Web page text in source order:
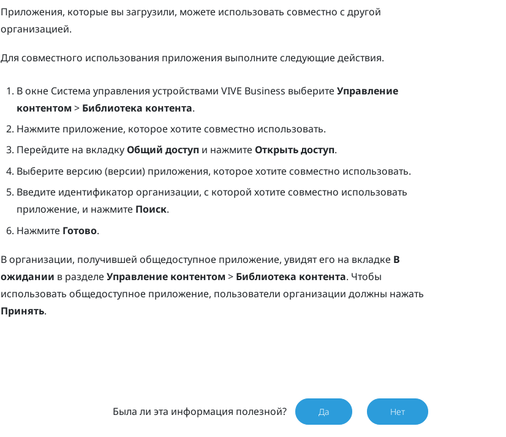
Приложения, которые вы загрузили, можете использовать совместно с другой
организацией.
Для совместного использования приложения выполните следующие действия.
В окне Система управления устройствами VIVE Business выберите Управление
контентом> Библиотека контента.
Нажмите приложение, которое хотите совместно использовать.
Перейдите на вкладкуОбщий доступи нажмите Открыть доступ.
Выберите версию (версии) приложения, которое хотите совместно использовать.
Введите идентификатор организации, с которой хотите совместно использовать
приложение, и нажмите Поиск.
Нажмите Готово.
В организации, получившей общедоступное приложение, увидят его на вкладке В
ожидании в разделе Управление контентом> Библиотека контента. Чтобы
использовать общедоступное приложение, пользователи организации должны нажать
Принять.
Была ли эта информация полезной? Да Нет